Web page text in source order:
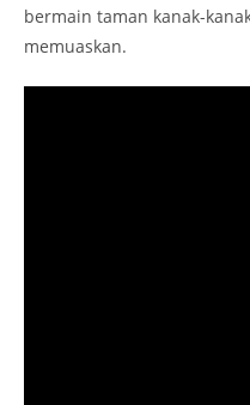
bermain taman kanak-
memuaskan.